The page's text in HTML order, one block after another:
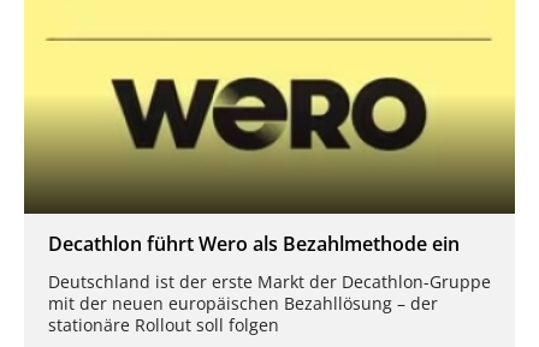
Decathlon führt Wero als Bezahlmethode ein
Deutschland ist der erste Markt der Decathlon-Gruppe
mit der neuen europäischen Bezahllösung – der
stationäre Rollout soll folgen